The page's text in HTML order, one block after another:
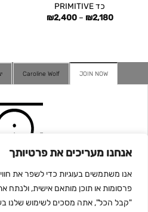
אנחנו מעריכים את פרטיותך
אנו משתמשים בעוגיות כדי לשפר את
פרסומות או תוכן מותאם אישית, ולנתח
"קבל הכל", אתה מסכים לשימוש שלנו
כד PRIMITIVE
₪2,180
–
₪2,400
JOIN NOW
Caroline Wolf